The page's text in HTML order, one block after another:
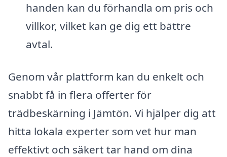
handen kan du förhandla om pris och
villkor, vilket kan ge dig ett bättre
avtal.
Genom vår plattform kan du enkelt och
snabbt få in flera offerter för
trädbeskärning i Jämtön. Vi hjälper dig att
hitta lokala experter som vet hur man
effektivt och säkert tar hand om dina